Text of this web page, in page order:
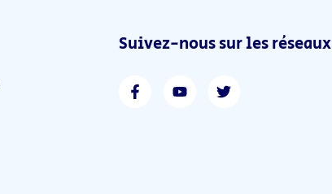
Suivez-nous sur les réseaux